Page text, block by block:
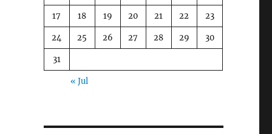
17 18 19 20 21 22 23
24 25 26 27 28 29 30
31
« Jul